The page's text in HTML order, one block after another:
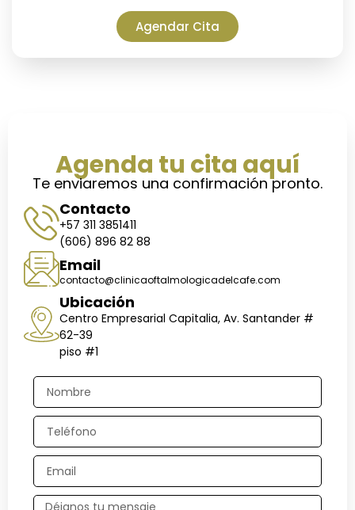
Agendar Cita
Agenda tu cita aquí
Te enviaremos una confirmación pronto.
Contacto
+57 311 3851411
(606) 896 82 88
Email
contacto@clinicaoftalmologicadelcafe.com
Ubicación
Centro Empresarial Capitalia, Av. Santander #
62-39
piso #1